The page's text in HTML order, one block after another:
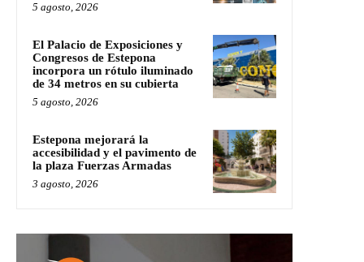
5 agosto, 2026
El Palacio de Exposiciones y
Congresos de Estepona
incorpora un rótulo iluminado
de 34 metros en su cubierta
5 agosto, 2026
Estepona mejorará la
accesibilidad y el pavimento de
la plaza Fuerzas Armadas
3 agosto, 2026